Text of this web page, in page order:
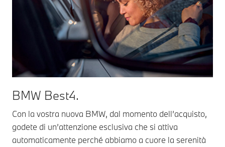
BMW Best4.
Con la vostra nuova BMW, dal momento dell’acquisto,
godete di un’attenzione esclusiva che si attiva
automaticamente perché abbiamo a cuore la serenità